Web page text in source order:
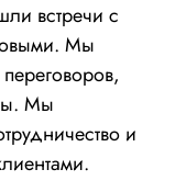
встречи с
Мы
переговоров,
Мы
и